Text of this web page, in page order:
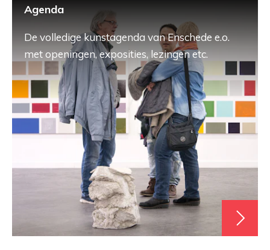
Agenda
De volledige kunstagenda van Enschede e.o.
met openingen, exposities, lezingen etc.